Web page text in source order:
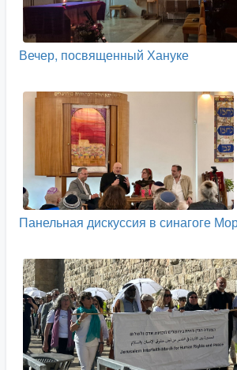
Вечер, посвященный Хануке
Панельная дискуссия в синагоге